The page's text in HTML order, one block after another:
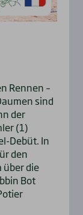
Rennen –
sind
der
(1)
Debüt. In
den
über die
Bot